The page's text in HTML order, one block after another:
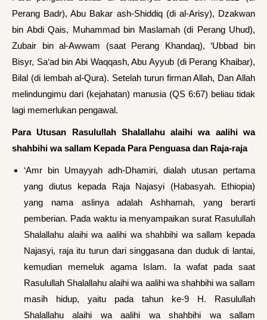
Perang Badr), Abu Bakar ash-Shiddiq (di al-Arisy), Dzakwan
bin Abdi Qais, Muhammad bin Maslamah (di Perang Uhud),
Zubair bin al-Awwam (saat Perang Khandaq), ‘Ubbad bin
Bisyr, Sa‘ad bin Abi Waqqash, Abu Ayyub (di Perang Khaibar),
Bilal (di lembah al-Qura). Setelah turun firman Allah, Dan Allah
melindungimu dari (kejahatan) manusia (QS 6:67) beliau tidak
lagi memerlukan pengawal.
Para Utusan Rasulullah Shalallahu alaihi wa aalihi wa
shahbihi wa sallam Kepada Para Penguasa dan Raja-raja
‘Amr bin Umayyah adh-Dhamiri, dialah utusan pertama
yang diutus kepada Raja Najasyi (Habasyah. Ethiopia)
yang nama aslinya adalah Ashhamah, yang berarti
pemberian. Pada waktu ia menyampaikan surat Rasulullah
Shalallahu alaihi wa aalihi wa shahbihi wa sallam kepada
Najasyi, raja itu turun dari singgasana dan duduk di lantai,
kemudian memeluk agama Islam. Ia wafat pada saat
Rasulullah Shalallahu alaihi wa aalihi wa shahbihi wa sallam
masih hidup, yaitu pada tahun ke-9 H. Rasulullah
Shalallahu alaihi wa aalihi wa shahbihi wa sallam